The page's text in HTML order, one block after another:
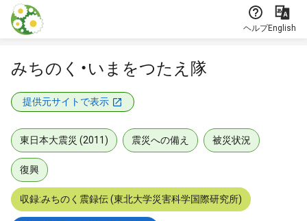
本文に飛ぶ
ヘルプEnglish
みちのく・いまをつたえ隊
提供元サイトで表示
東日本大震災 (2011) 震災への備え 被災状況
復興
収録:みちのく震録伝 (東北大学災害科学国際研究所)